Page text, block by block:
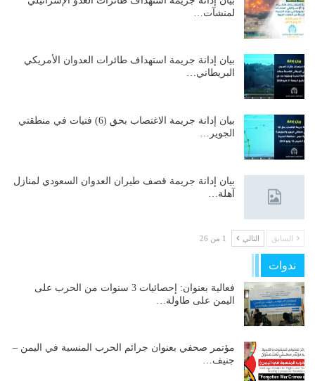
لمنشآت…
بيان إدانة جريمة استهداف طائرات العدوان الأمريكي
البريطاني…
بيان إدانة جريمة الاغتصاب بحق (6) فتيات في منطقتي
الجوير…
بيان إدانة جريمة قصف طيران العدوان السعودي لمنازل
آهلة…
السابق التالي 1 من 26
ندوات
فعالية بعنوان: إحصائيات 3 سنوات من الحرب على
اليمن على طاولة…
مؤتمر صحفي بعنوان جرائم الحرب المنسية في اليمن –
جنيف…